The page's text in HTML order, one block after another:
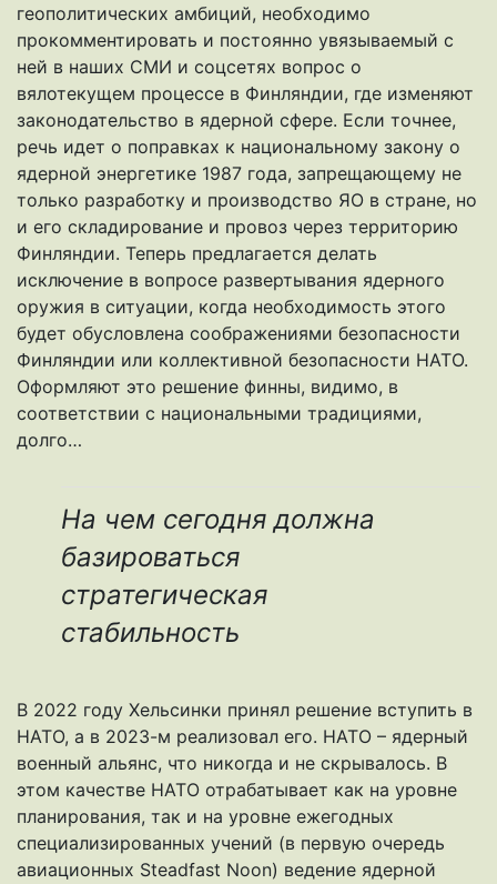
геополитических амбиций, необходимо
прокомментировать и постоянно увязываемый с
ней в наших СМИ и соцсетях вопрос о
вялотекущем процессе в Финляндии, где изменяют
законодательство в ядерной сфере. Если точнее,
речь идет о поправках к национальному закону о
ядерной энергетике 1987 года, запрещающему не
только разработку и производство ЯО в стране, но
и его складирование и провоз через территорию
Финляндии. Теперь предлагается делать
исключение в вопросе развертывания ядерного
оружия в ситуации, когда необходимость этого
будет обусловлена соображениями безопасности
Финляндии или коллективной безопасности НАТО.
Оформляют это решение финны, видимо, в
соответствии с национальными традициями,
долго…
На чем сегодня должна
базироваться
стратегическая
стабильность
В 2022 году Хельсинки принял решение вступить в
НАТО, а в 2023-м реализовал его. НАТО – ядерный
военный альянс, что никогда и не скрывалось. В
этом качестве НАТО отрабатывает как на уровне
планирования, так и на уровне ежегодных
специализированных учений (в первую очередь
авиационных Steadfast Noon) ведение ядерной